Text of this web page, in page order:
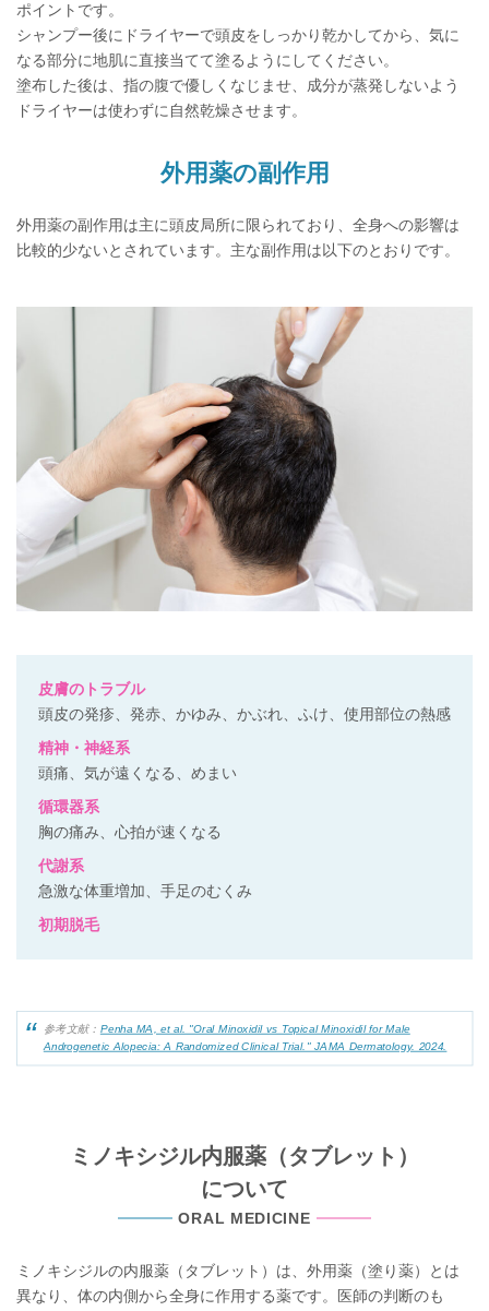
ポイントです。
シャンプー後にドライヤーで頭皮をしっかり乾かしてから、気に
なる部分に地肌に直接当てて塗るようにしてください。
塗布した後は、指の腹で優しくなじませ、成分が蒸発しないよう
ドライヤーは使わずに自然乾燥させます。
外用薬の副作用
外用薬の副作用は主に頭皮局所に限られており、全身への影響は
比較的少ないとされています。主な副作用は以下のとおりです。
皮膚のトラブル
頭皮の発疹、発赤、かゆみ、かぶれ、ふけ、使用部位の熱感
精神・神経系
頭痛、気が遠くなる、めまい
循環器系
胸の痛み、心拍が速くなる
代謝系
急激な体重増加、手足のむくみ
初期脱毛
参考文献： Penha MA, et al. "Oral Minoxidil vs Topical Minoxidil for Male
Androgenetic Alopecia: A Randomized Clinical Trial." JAMA Dermatology. 2024.
ミノキシジル内服薬（タブレット）
について
ORAL MEDICINE
ミノキシジルの内服薬（タブレット）は、外用薬（塗り薬）とは
異なり、体の内側から全身に作用する薬です。医師の判断のも